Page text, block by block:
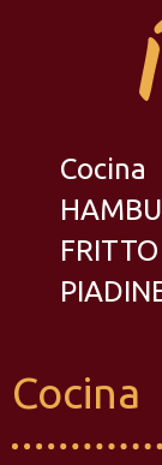
Cocina
FRITTO
Cocina